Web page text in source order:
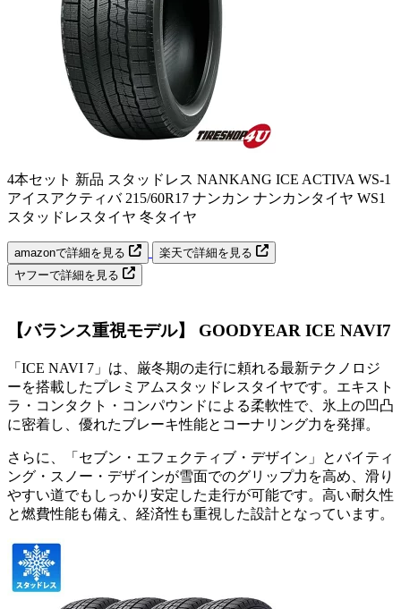
4本セット 新品 スタッドレス NANKANG ICE ACTIVA WS-1
アイスアクティバ 215/60R17 ナンカン ナンカンタイヤ WS1
スタッドレスタイヤ 冬タイヤ
amazonで詳細を見る
楽天で詳細を見る
ヤフーで詳細を見る
【バランス重視モデル】 GOODYEAR ICE NAVI7
「ICE NAVI 7」は、厳冬期の走行に頼れる最新テクノロジ
ーを搭載したプレミアムスタッドレスタイヤです。エキスト
ラ・コンタクト・コンパウンドによる柔軟性で、氷上の凹凸
に密着し、優れたブレーキ性能とコーナリング力を発揮。
さらに、「セブン・エフェクティブ・デザイン」とバイティ
ング・スノー・デザインが雪面でのグリップ力を高め、滑り
やすい道でもしっかり安定した走行が可能です。高い耐久性
と燃費性能も備え、経済性も重視した設計となっています。